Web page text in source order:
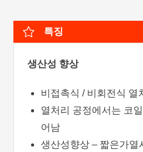
특징
생산성 향상
비접촉식 / 비회전식 열
열처리 공정에서는 코
어남
생산성향상 – 짧은가열